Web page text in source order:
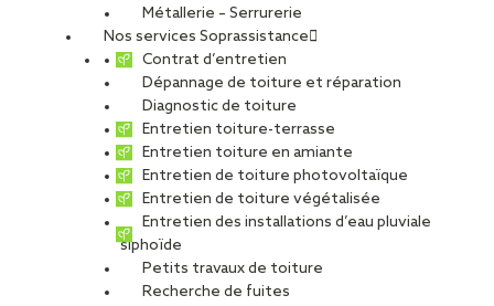
Métallerie – Serrurerie
Nos services Soprassistance
Contrat d’entretien
Dépannage de toiture et réparation
Diagnostic de toiture
Entretien toiture-terrasse
Entretien toiture en amiante
Entretien de toiture photovoltaïque
Entretien de toiture végétalisée
Entretien des installations d’eau pluviale
siphoïde
Petits travaux de toiture
Recherche de fuites